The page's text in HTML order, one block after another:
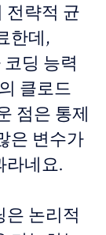
전략적 균
한데,
딩 능력
클로드
점은 통제
은 변수가
라네요.
논리적